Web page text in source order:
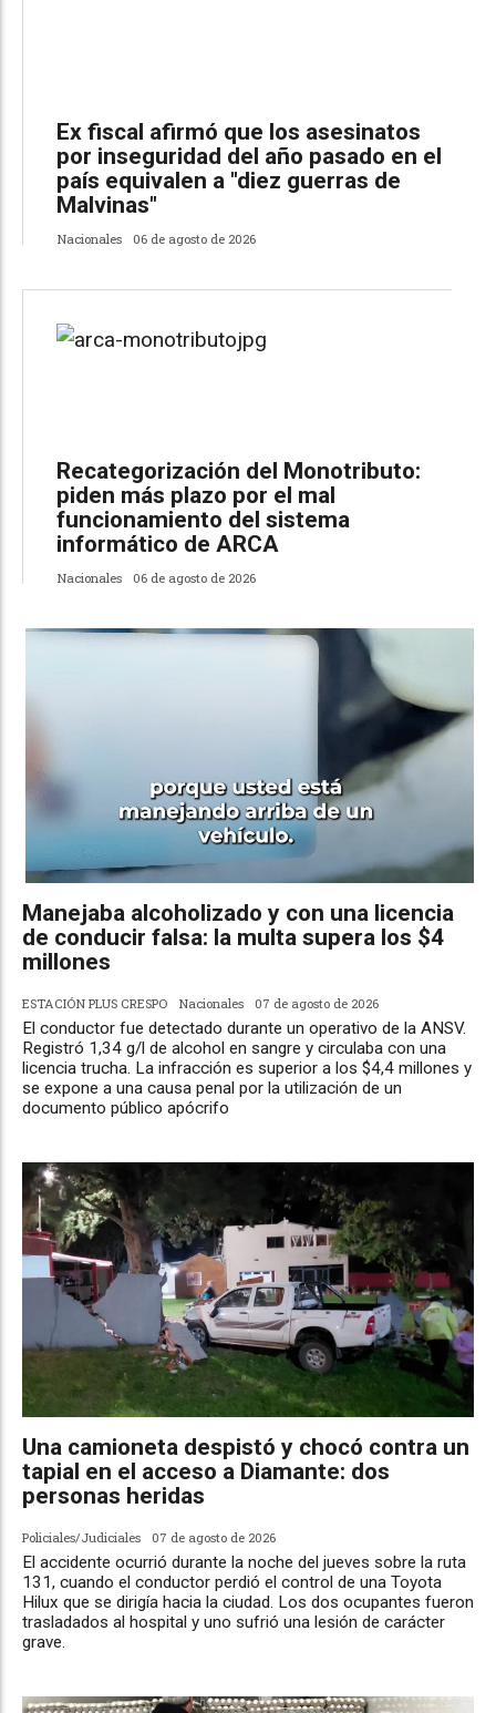
Ex fiscal afirmó que los asesinatos
por inseguridad del año pasado en el
país equivalen a "diez guerras de
Malvinas"
Nacionales 06 de agosto de 2026
Recategorización del Monotributo:
piden más plazo por el mal
funcionamiento del sistema
informático de ARCA
Nacionales 06 de agosto de 2026
Manejaba alcoholizado y con una licencia
de conducir falsa: la multa supera los $4
millones
ESTACIÓN PLUS CRESPO Nacionales 07 de agosto de 2026
El conductor fue detectado durante un operativo de la ANSV.
Registró 1,34 g/l de alcohol en sangre y circulaba con una
licencia trucha. La infracción es superior a los $4,4 millones y
se expone a una causa penal por la utilización de un
documento público apócrifo
Una camioneta despistó y chocó contra un
tapial en el acceso a Diamante: dos
personas heridas
Policiales/Judiciales 07 de agosto de 2026
El accidente ocurrió durante la noche del jueves sobre la ruta
131, cuando el conductor perdió el control de una Toyota
Hilux que se dirigía hacia la ciudad. Los dos ocupantes fueron
trasladados al hospital y uno sufrió una lesión de carácter
grave.